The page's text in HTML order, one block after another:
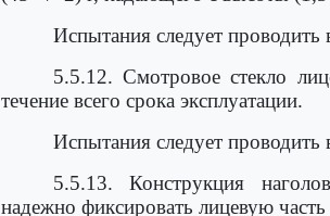
Испытания следует
5.5.12. Смотровое стекло
течение всего срока эксплуатации.
Испытания следует
5.5.13. Конструкция
надежно фиксировать лицевую часть